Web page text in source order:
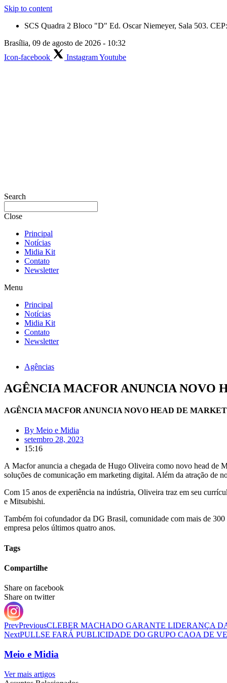
Skip to content
SCS Quadra 2 Bloco "D" Ed. Oscar Niemeyer, Sala 503.
Brasília, 09 de agosto de 2026 - 10:32
Icon-facebook
InstagramYoutube
Search
Close
Principal
Notícias
Midia Kit
Contato
Newsletter
Menu
Principal
Notícias
Midia Kit
Contato
Newsletter
Agências
AGÊNCIA MACFOR ANUNCIA NOVO
AGÊNCIA MACFOR ANUNCIA NOVO HEAD DE
By Meio e Midia
setembro 28, 2023
15:16
A Macfor anuncia a chegada de Hugo Oliveira como novo head de
soluções de comunicação em marketing digital. Além da atração de
Com 15 anos de experiência na indústria, Oliveira traz em seu
e Mitsubishi.
Também foi cofundador da DG Brasil, comunidade com mais de
empresa pelos últimos quatro anos.
Tags
Compartilhe
Share on facebook
Share on twitter
PrevPreviousCLEBER MACHADO GARANTE LIDERANÇA
NextPULLSE FARÁ PUBLICIDADE DO GRUPO CAOA DE
Meio e Midia
Ver mais artigos